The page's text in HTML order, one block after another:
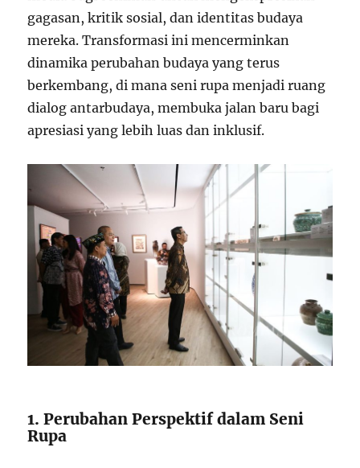
gagasan, kritik sosial, dan identitas budaya
mereka. Transformasi ini mencerminkan
dinamika perubahan budaya yang terus
berkembang, di mana seni rupa menjadi ruang
dialog antarbudaya, membuka jalan baru bagi
apresiasi yang lebih luas dan inklusif.
1. Perubahan Perspektif dalam Seni
Rupa